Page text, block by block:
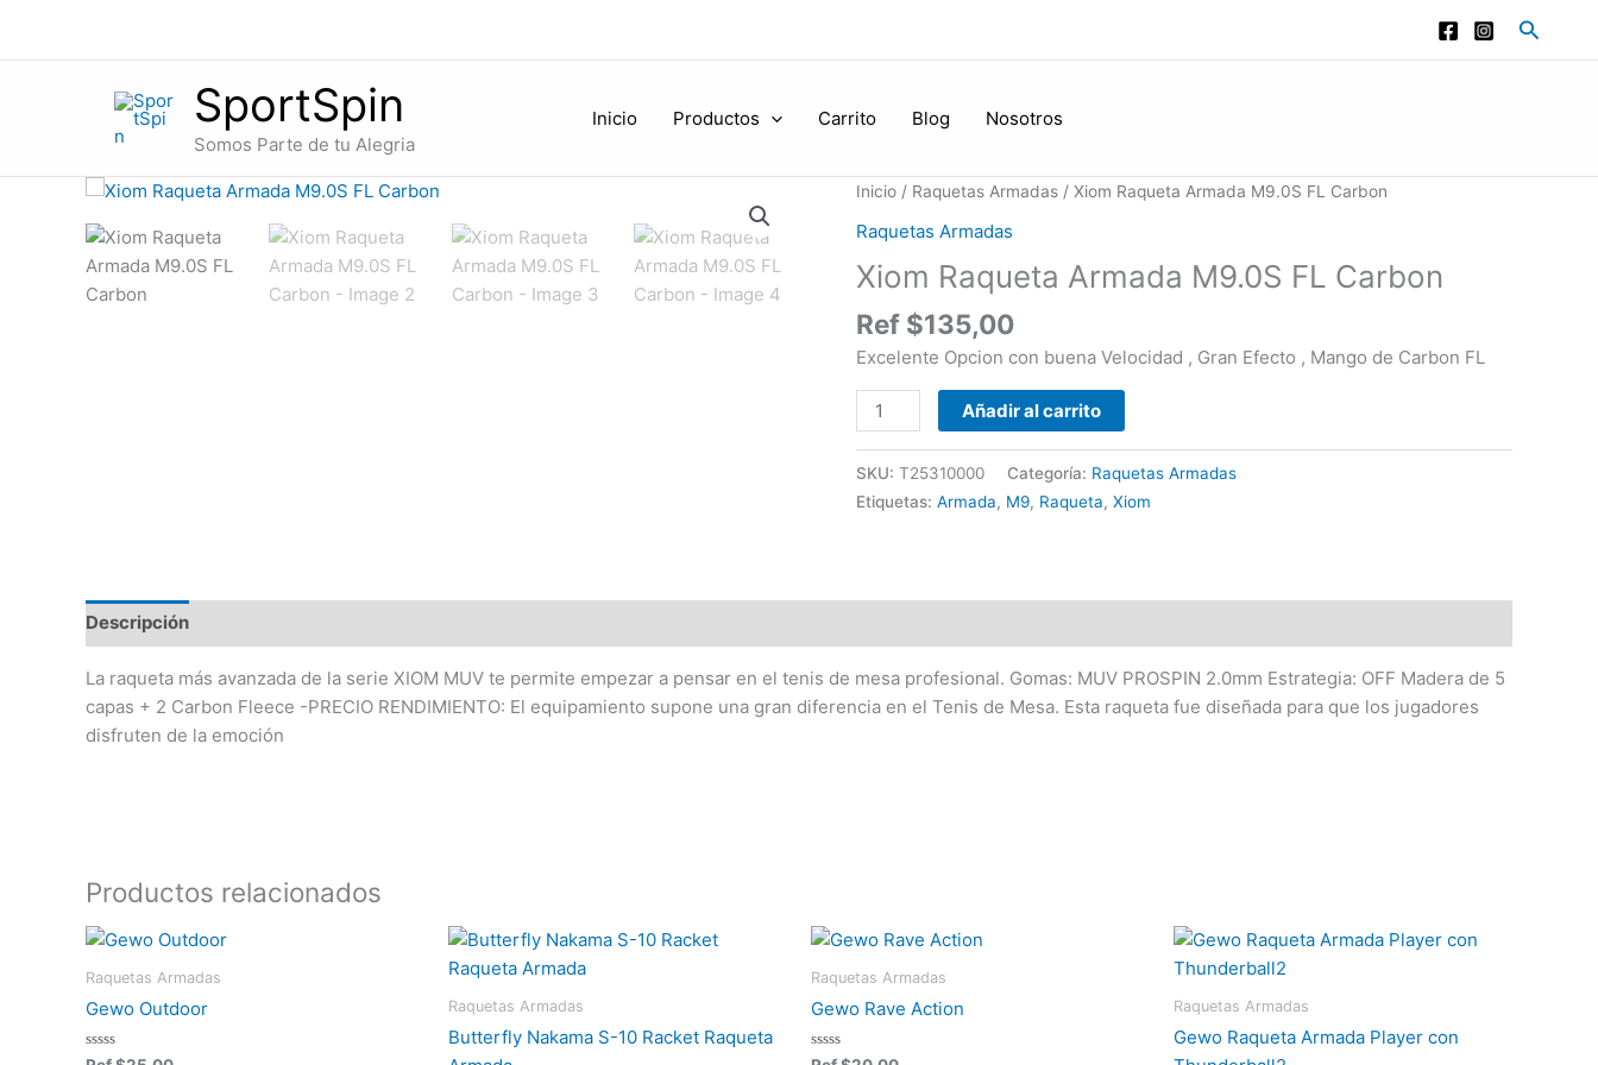
Buscar
SportSpin
Somos Parte de tu Alegria
Inicio Productos Carrito Blog Nosotros
Inicio / Raquetas Armadas / Xiom Raqueta Armada M9.0S FL Carbon
Raquetas Armadas
Xiom Raqueta Armada M9.0S FL Carbon
Ref $135,00
Excelente Opcion con buena Velocidad , Gran Efecto , Mango de Carbon FL
Xiom
Armada
M9.0S
Carbon
cantidad
Añadir al carrito
SKU: T25310000 Categoría: Raquetas Armadas
Etiquetas: Armada, M9, Raqueta, Xiom
Descripción
La raqueta más avanzada de la serie XIOM MUV te permite empezar a pensar en el tenis de mesa profesional. Gomas: MUV PROSPIN 2.0mm Estrategia: OFF Madera de 5
capas + 2 Carbon Fleece -PRECIO RENDIMIENTO: El equipamiento supone una gran diferencia en el Tenis de Mesa. Esta raqueta fue diseñada para que los jugadores
disfruten de la emoción
Productos relacionados
Raquetas Armadas
Gewo Outdoor Raquetas Armadas
Butterfly Nakama S-10 Racket Raqueta
Raquetas Armadas
Gewo Rave Action Raquetas Armadas
Gewo Raqueta Armada Player con